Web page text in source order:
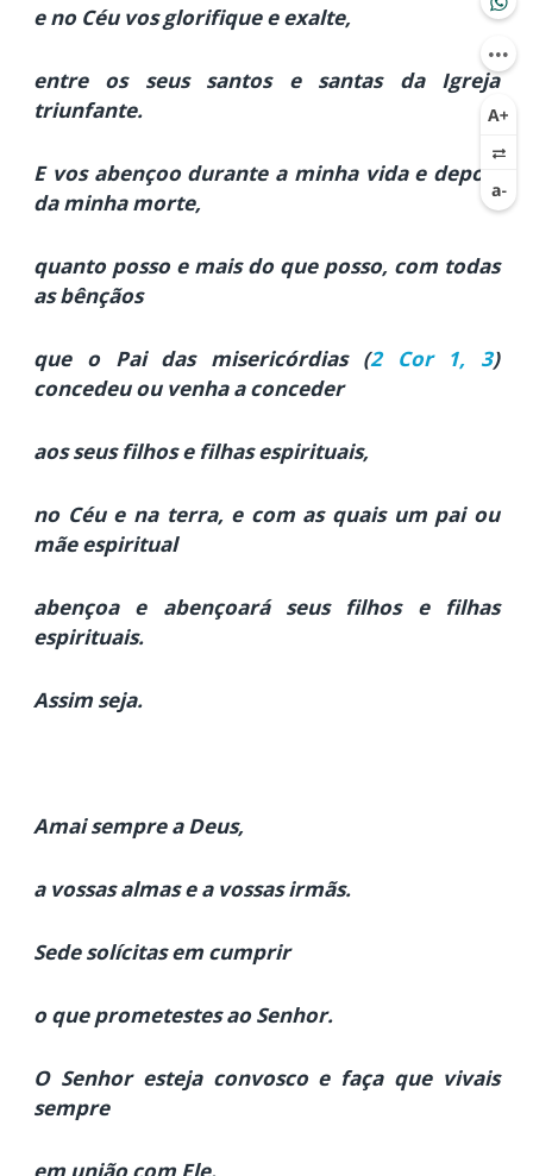
e no Céu vos glorifique e exalte,
entre os seus santos e santas da Igreja
triunfante.
E vos abençoo durante a minha vida e depois
da minha morte,
quanto posso e mais do que posso, com todas
as bênçãos
que o Pai das misericórdias (2 Cor 1, 3)
concedeu ou venha a conceder
aos seus filhos e filhas espirituais,
no Céu e na terra, e com as quais um pai ou
mãe espiritual
abençoa e abençoará seus filhos e filhas
espirituais.
Assim seja.
Amai sempre a Deus,
a vossas almas e a vossas irmãs.
Sede solícitas em cumprir
o que prometestes ao Senhor.
O Senhor esteja convosco e faça que vivais
sempre
em união com Ele.